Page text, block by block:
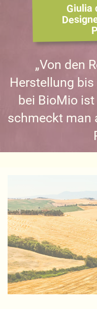
Giulia
„Von den
Herstellung
bei BioMio
schmeckt man